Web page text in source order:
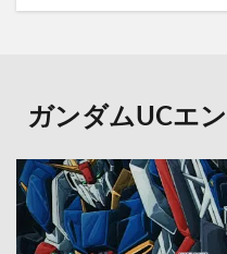
ガンダムUCエ